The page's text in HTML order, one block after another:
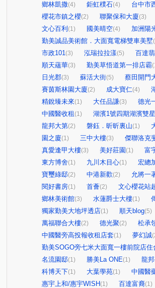
鄉林凱撒(4) 鉅虹樸石(4) 台中市
櫻花市鎮之櫻(2) 聯聚保和大廈(3)
文心百利 (1) 國美晴空(4) 加洲陽
勤美誠品美術館．大面寬電梯雙車美墅
市政101(3) 泓瑞拉拉漾(5) 百達
順天蘊華(3) 勤美草悟道第一排店霸
日光郡(3) 蘇活大街(5) 蔡田開門
賽茵斯林園大廈(2) 成大寶仁(4)
精銳臻未來(1) 大任品謙(3) 德光
中國醫收租 (1) 湖濱1號四期湖濱雙星
龍邦大第(2) 磐鈺．昕昕裏山(1)
園之廈(1) 三中大樓(3) 傑聯洛克
真愛逢甲大樓(3) 美好莊園 (1) 富
東方博舍(1) 九川木目心(1) 宏總
寶璽綠邸(2) 中港新歡(2) 允將一
閱好書房(1) 首薈(2) 文心櫻花站
鄉林美術館(3) 水蓮爵士大樓(1)
獨家勤美大地坪透店(1) 順天blog(5)
萬福聯合大樓(2) 德光聚(2) 松承
中國醫旁高投報收租店套(1) 夢幻誠
勤美SOGO旁七米大面寬一樓前院店住
名流園邸(1) 勝美La ONE(1) 龍
科博天下(1) 大葉學苑(1) 中國醫
惠宇上和/惠宇WISH(1) 百達富裔(1)